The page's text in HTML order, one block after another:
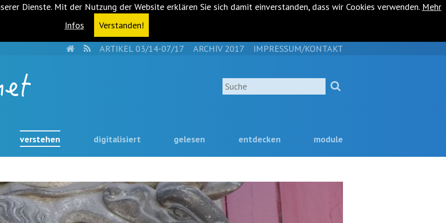
Dienste. Mit der Nutzung der Website erklären Sie sich damit einverstanden, dass wir Cookies verwenden. Mehr
Infos
Verstanden!
HOMERSSARTIKEL 03/14-07/17 ARCHIV 2017 IMPRESSUM/KONTAKT
Suche
verstehen digitalisiert gelesen entdecken module